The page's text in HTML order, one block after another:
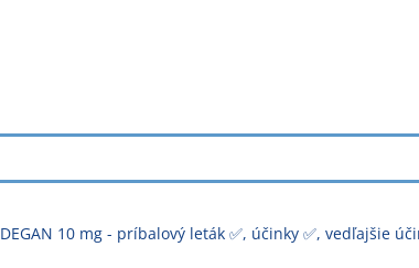
DEGAN 10 mg - príbalový leták ✅, účinky ✅, vedľajšie